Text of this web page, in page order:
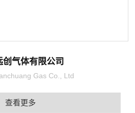
创气体有限公司
Gas Co., Ltd
查看更多